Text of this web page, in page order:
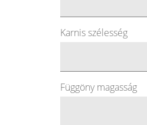
Karnis szélesség
Függöny magasság